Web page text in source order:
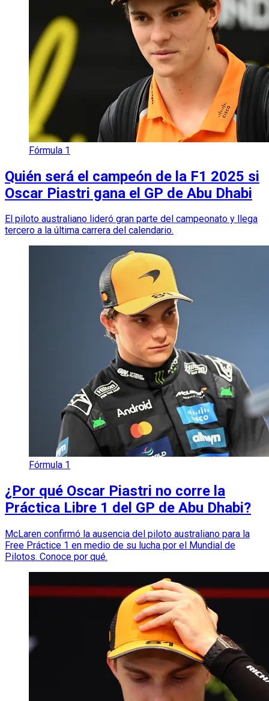
Fórmula 1
Quién será el campeón de la F1 2025 si
Oscar Piastri gana el GP de Abu Dhabi
El piloto australiano lideró gran parte del campeonato y llega
tercero a la última carrera del calendario.
Fórmula 1
¿Por qué Oscar Piastri no corre la
Práctica Libre 1 del GP de Abu Dhabi?
McLaren confirmó la ausencia del piloto australiano para la
Free Práctice 1 en medio de su lucha por el Mundial de
Pilotos. Conoce por qué.